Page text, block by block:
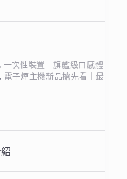
一次性裝置｜旗艦級口感體
, 電子煙主機新品搶先看｜最